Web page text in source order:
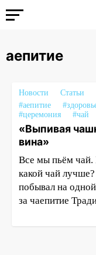
аепитие
Новости
Статьи
#аепитие
#церемония
#чай
«Выпивая
вина»
Все мы пьём чай.
какой чай
побывал на
за чаепитие